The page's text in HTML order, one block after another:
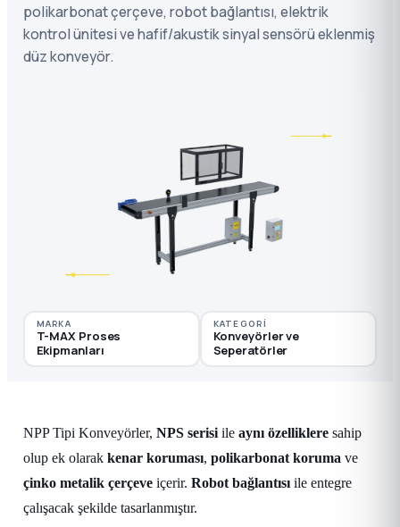
polikarbonat çerçeve, robot bağlantısı, elektrik
kontrol ünitesi ve hafif/akustik sinyal sensörü eklenmiş
düz konveyör.
MARKA
T-MAX Proses
Ekipmanları
KATEGORI
Konveyörler ve
Seperatörler
NPP Tipi Konveyörler, NPS serisi ile aynı özelliklere sahip
olup ek olarak kenar koruması, polikarbonat koruma ve
çinko metalik çerçeve içerir. Robot bağlantısı ile entegre
çalışacak şekilde tasarlanmıştır.